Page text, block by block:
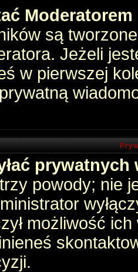
są
Jeżeli
w pierwszej
powody; nie
możliwość